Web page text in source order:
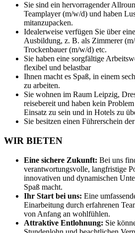
Sie sind ein hervorragender
Teamplayer (m/w/d) und haben
mitanzupacken.
Idealerweise verfügen Sie über
Ausbildung, z. B. als Zimmerer
Trockenbauer (m/w/d) etc.
Sie haben eine sorgfältige
flexibel und belastbar
Ihnen macht es Spaß, in einem
zu arbeiten.
Sie wohnen im Raum Leipzig,
reisebereit und haben kein
Einsatz zu sein und in Hotels zu
Sie besitzen einen Führerschein
WIR BIETEN
Eine sichere Zukunft: Bei uns
verantwortungsvolle, langfristige
innovativen und dynamischen
Spaß macht.
Ihr Start bei uns: Eine
Einarbeitung durch erfahrenen
von Anfang an wohlfühlen.
Attraktive Entlohnung: Sie